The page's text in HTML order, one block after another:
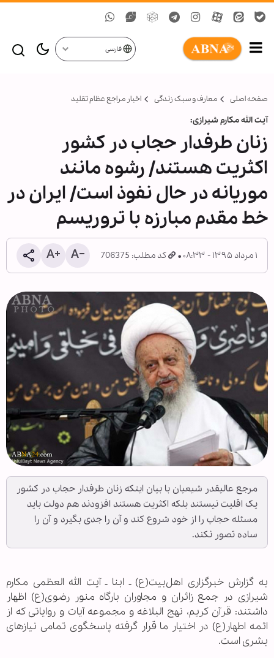
فارسی
صفحه اصلی معارف و سبک زندگی اخبار مراجع عظام تقلید
آیت الله مکارم شیرازی:
زنان طرفدار حجاب در کشور
اکثریت هستند/ رشوه مانند
موریانه در حال نفوذ است/ ایران در
خط مقدم مبارزه با تروریسم
۱ مرداد ۱۳۹۵ - ۰۸:۳۳ کد مطلب: 706375
مرجع عالیقدر شیعیان با بیان اینکه زنان طرفدار حجاب در کشور
یک اقلیت نیستند بلکه اکثریت هستند افزودند هم دولت باید
مسئله حجاب را از خود شروع کند و آن را جدی بگیرد و آن را
ساده تصور نکند.
به گزارش خبرگزاری اهل‌بیت(ع) ـ ابنا ـ آیت الله العظمی مکارم
شیرازی در جمع زائران و مجاوران بارگاه منور رضوی(ع) اظهار
داشتند: قرآن کریم، نهج البلاغه و مجموعه آیات و روایاتی که از
ائمه اطهار(ع) در اختیار ما قرار گرفته پاسخگوی تمامی نیازهای
بشری است.